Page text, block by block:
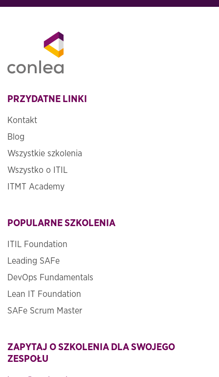
PRZYDATNE LINKI
Kontakt
Blog
Wszystkie szkolenia
Wszystko o ITIL
ITMT Academy
POPULARNE SZKOLENIA
ITIL Foundation
Leading SAFe
DevOps Fundamentals
Lean IT Foundation
SAFe Scrum Master
ZAPYTAJ O SZKOLENIA DLA SWOJEGO
ZESPOŁU